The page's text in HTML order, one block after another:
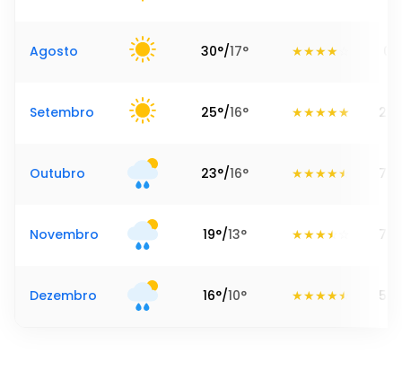
Agosto 30°/17°
Setembro 25°/16° 20
Outubro 23°/16° 74
Novembro 19°/13° 74
Dezembro 16°/10° 58